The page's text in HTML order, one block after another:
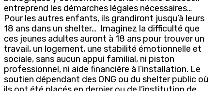
entreprend les démarches légales nécessaires…
Pour les autres enfants, ils grandiront jusqu’à leurs
18 ans dans un shelter… Imaginez la difficulté que
ces jeunes adultes auront à 18 ans pour trouver un
travail, un logement, une stabilité émotionnelle et
sociale, sans aucun appui familial, ni piston
professionnel, ni aide financière à l’installation. Le
soutien dépendant des ONG ou du shelter public où